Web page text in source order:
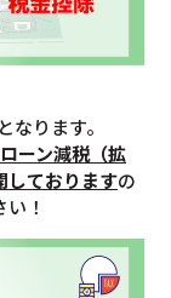
ります。
ーン減税（拡
しておりますの
！